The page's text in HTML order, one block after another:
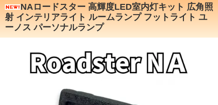
NAロードスター 高輝度LED室内灯キット 広角照
射 インテリアライト ルームランプ フットライト ユ
ーノス パーソナルランプ